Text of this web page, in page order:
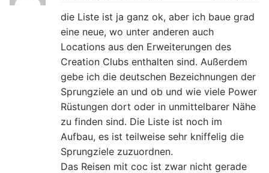
die Liste ist ja ganz ok, aber ich baue grad
eine neue, wo unter anderen auch
Locations aus den Erweiterungen des
Creation Clubs enthalten sind. Außerdem
gebe ich die deutschen Bezeichnungen der
Sprungziele an und ob und wie viele Power
Rüstungen dort oder in unmittelbarer Nähe
zu finden sind. Die Liste ist noch im
Aufbau, es ist teilweise sehr kniffelig die
Sprungziele zuzuordnen.
Das Reisen mit coc ist zwar nicht gerade